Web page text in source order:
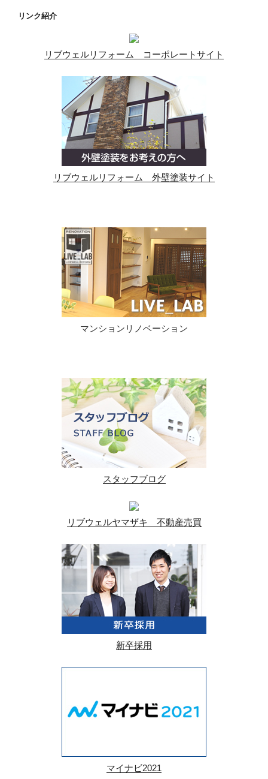
リンク紹介
リブウェルリフォーム コーポレートサイト
リブウェルリフォーム 外壁塗装サイト
マンションリノベーション
スタッフブログ
リブウェルヤマザキ 不動産売買
新卒採用
マイナビ2021